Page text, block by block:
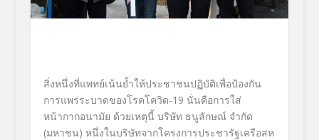
สิ่งหนึ่งที่แพทย์เน้นย้ำให้ประชาชนปฏิบัติเพื่อป้องกัน
การแพร่ระบาดของโรคโควิด-19 นั่นคือการใส่
หน้ากากอนามัย ด้วยเหตุนี้ บริษัท ธนูลักษณ์ จำกัด
(มหาชน) หนึ่งในบริษัทจากโครงการประชารัฐเครือสห